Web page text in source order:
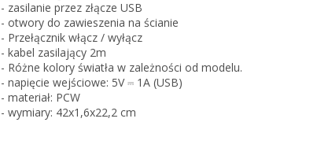
- zasilanie przez złącze USB
- otwory do zawieszenia na ścianie
- Przełącznik włącz / wyłącz
- kabel zasilający 2m
- Różne kolory światła w zależności od modelu.
- napięcie wejściowe: 5V ⎓ 1A (USB)
- materiał: PCW
- wymiary: 42x1,6x22,2 cm